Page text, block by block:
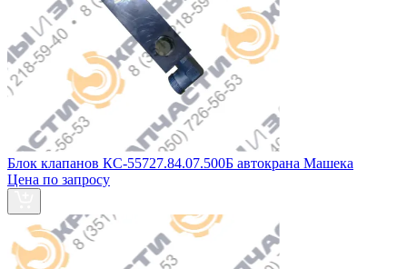
Блок клапанов КС-55727.84.07.500Б автокрана Машека
Цена по запросу